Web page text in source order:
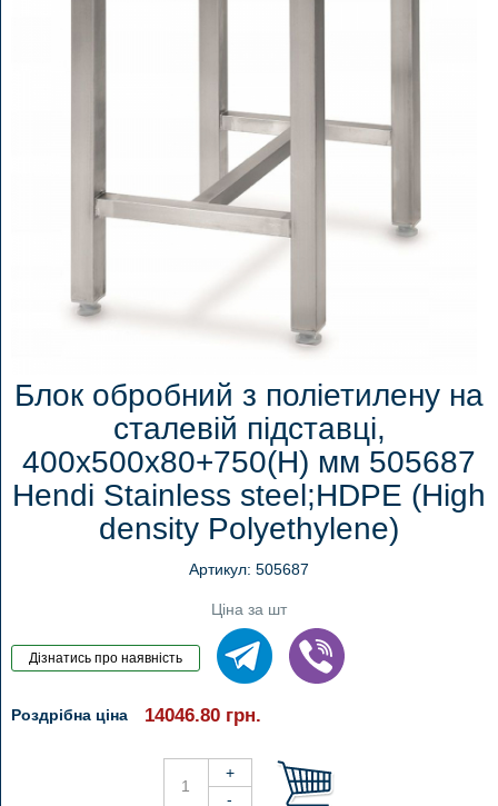
Блок обробний з поліетилену на
сталевій підставці,
400x500x80+750(H) мм 505687
Hendi Stainless steel;HDPE (High
density Polyethylene)
Артикул: 505687
Ціна за шт
Роздрібна ціна 14046.80 грн.